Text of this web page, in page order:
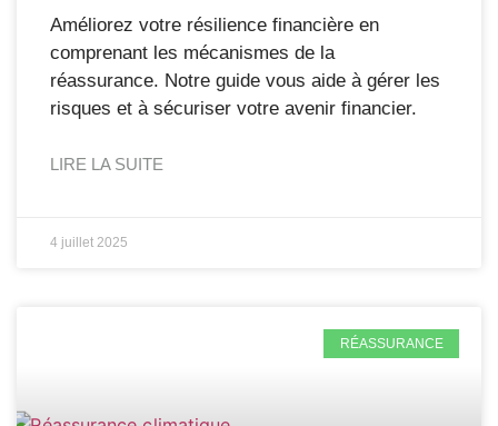
Améliorez votre résilience financière en
comprenant les mécanismes de la
réassurance. Notre guide vous aide à gérer les
risques et à sécuriser votre avenir financier.
LIRE LA SUITE
4 juillet 2025
RÉASSURANCE